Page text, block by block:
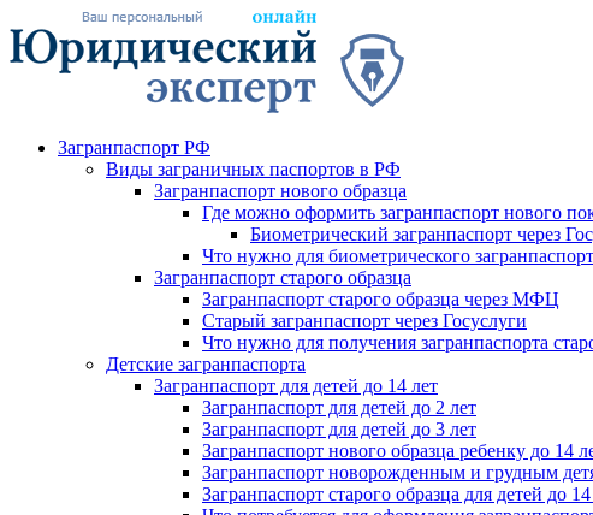
Загранпаспорт РФ
Виды заграничных паспортов в РФ
Загранпаспорт нового образца
Где можно оформить загранпаспорт нового
Биометрический загранпаспорт через
Что нужно для биометрического
Загранпаспорт старого образца
Загранпаспорт старого образца через МФЦ
Старый загранпаспорт через Госуслуги
Что нужно для получения загранпаспорта
Детские загранпаспорта
Загранпаспорт для детей до 14 лет
Загранпаспорт для детей до 2 лет
Загранпаспорт для детей до 3 лет
Загранпаспорт нового образца ребенку до 14
Загранпаспорт новорожденным и грудным
Загранпаспорт старого образца для детей до